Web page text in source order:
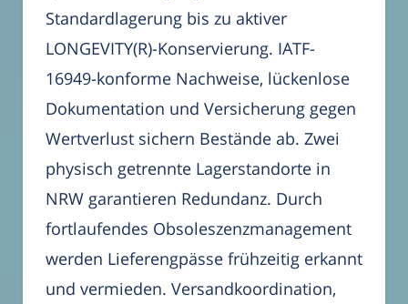
Standardlagerung bis zu aktiver
LONGEVITY(R)-Konservierung. IATF-
16949-konforme Nachweise, lückenlose
Dokumentation und Versicherung gegen
Wertverlust sichern Bestände ab. Zwei
physisch getrennte Lagerstandorte in
NRW garantieren Redundanz. Durch
fortlaufendes Obsoleszenzmanagement
werden Lieferengpässe frühzeitig erkannt
und vermieden. Versandkoordination,